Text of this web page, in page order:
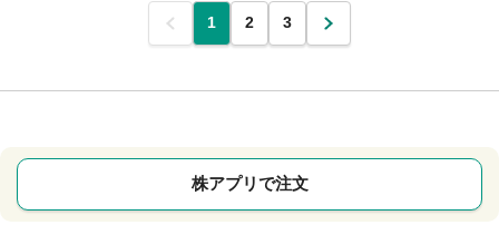
前 1 2 3 次
株アプリで注文